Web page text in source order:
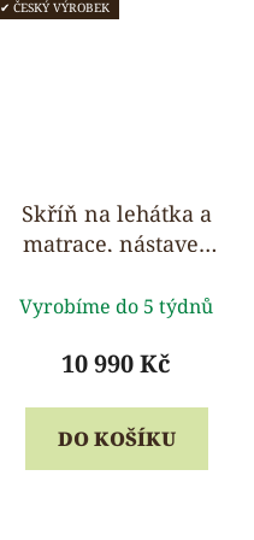
✔ ČESKÝ VÝROBEK
Skříň na lehátka a
matrace, nástavec
ks
Vyrobíme do 5 týdnů
10 990 Kč
DO KOŠÍKU